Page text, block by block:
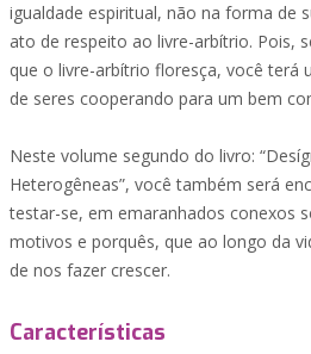
igualdade espiritual, não na forma de
ato de respeito ao livre-arbítrio. Pois,
que o livre-arbítrio floresça, você terá
de seres cooperando para um bem
Neste volume segundo do livro:
Heterogêneas”, você também será
testar-se, em emaranhados conexos
motivos e porquês, que ao longo da
de nos fazer crescer.
Características